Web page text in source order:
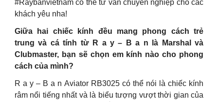
#Raybanvietnam có thể tư vấn chuyên nghiệp cho các
khách yêu nha!
Giữa hai chiếc kính đều mang phong cách trẻ
trung và cá tính từ R a y – B a n là Marshal và
Clubmaster, bạn sẽ chọn em kính nào cho phong
cách của mình?
R a y – B a n Aviator RB3025 có thể nói là chiếc kính
râm nổi tiếng nhất và là biểu tượng vượt thời gian của